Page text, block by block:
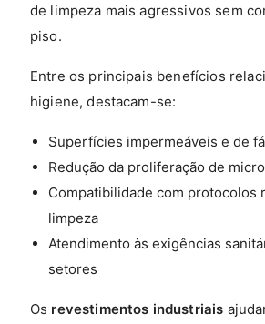
de limpeza mais agressivos sem
piso.
Entre os principais benefícios
higiene, destacam-se:
Superfícies impermeáveis e de
Redução da proliferação de
Compatibilidade com protocolos
limpeza
Atendimento às exigências
setores
Os revestimentos industriais